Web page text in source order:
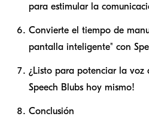
para estimular la
Convierte el tiempo de
pantalla inteligente" con
¿Listo para potenciar la voz
Speech Blubs hoy mismo!
Conclusión